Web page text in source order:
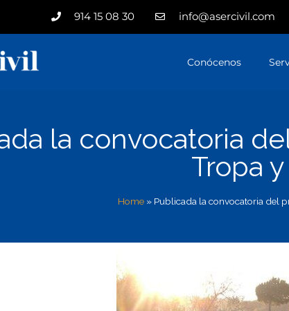
914 15 08 30 info@asercivil.com
Conócenos
la convocatoria
Tropa
Home » Publicada la convocatoria del